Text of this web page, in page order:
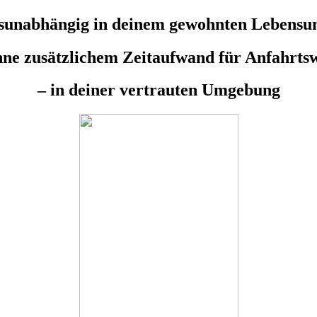
in deinem gewohnten
zusätzlichem Zeitaufwand für
– in deiner vertrauten Umgebung